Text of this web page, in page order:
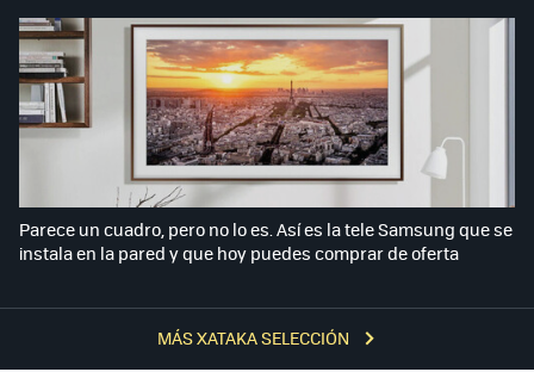
MÁS XATAKA SELECCIÓN
Parece un cuadro, pero no lo es. Así es la tele Samsung que se
instala en la pared y que hoy puedes comprar de oferta